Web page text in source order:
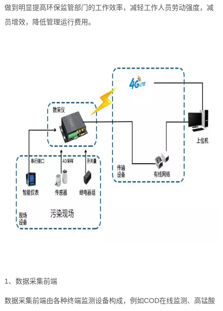
做到明显提高环保监管部门的工作效率，减轻工作人员劳动强度，减
员增效，降低管理运行费用。
1、数据采集前端
数据采集前端由各种终端监测设备构成，例如COD在线监测、高锰酸